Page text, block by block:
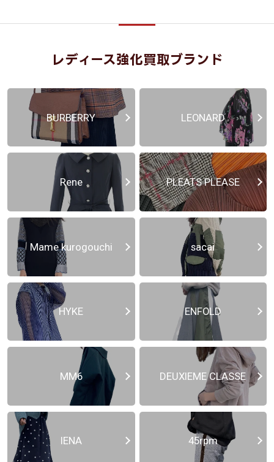
レディース強化買取ブランド
BURBERRY LEONARD
Rene PLEATS PLEASE
Mame kurogouchi sacai
HYKE ENFOLD
MM6 DEUXIEME CLASSE
IENA 45rpm